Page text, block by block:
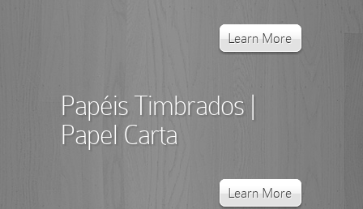
Learn More
Papéis Timbrados |
Papel Carta
Learn More